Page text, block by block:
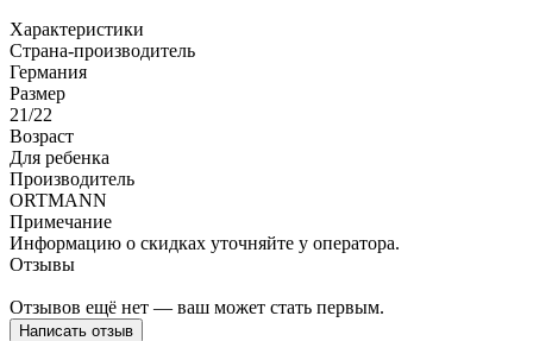
Характеристики
Страна-производитель
Германия
Размер
21/22
Возраст
Для ребенка
Производитель
ORTMANN
Примечание
Информацию о скидках уточняйте у оператора.
Отзывы
Отзывов ещё нет — ваш может стать первым.
Написать отзыв